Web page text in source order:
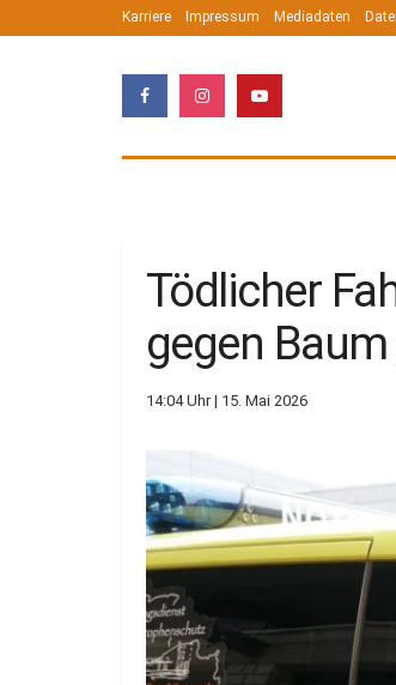
Karriere Impressum Mediadaten
Tödlicher
gegen
14:04 Uhr | 15. Mai 2026